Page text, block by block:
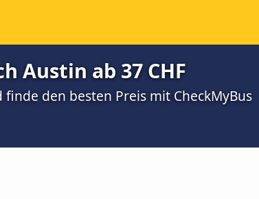
Austin ab 37 CHF
den besten Preis mit CheckMyBus